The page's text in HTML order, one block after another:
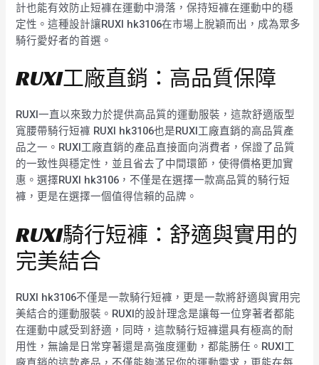
計也能有效防止短褲在運動中滑落，保持短褲在運動中的穩
定性。這種設計讓RUXI hk3106在市場上脫穎而出，成為眾多
騎行愛好者的首選。
RUXI工廠直銷：高品質保障
RUXI一直以來致力於提供高品質的運動服裝，這款舒適版型
寬腰帶騎行短褲 RUXI hk3106也是RUXI工廠直銷的高品質產
品之一。RUXI工廠直銷的產品直接面向消費者，保證了品質
的一致性與穩定性，並且省去了中間環節，使得價格更加實
惠。選擇RUXI hk3106，不僅是在選擇一款高品質的騎行短
褲，更是在選擇一個值得信賴的品牌。
RUXI騎行短褲：舒適與實用的
完美結合
RUXI hk3106不僅是一款騎行短褲，更是一款將舒適與實用完
美結合的運動服裝。RUXI的設計理念是讓每一位穿著者都能
在運動中感受到舒適，同時，這款騎行短褲還具有極高的耐
用性，無論是日常穿著還是高強度運動，都能勝任。RUXI工